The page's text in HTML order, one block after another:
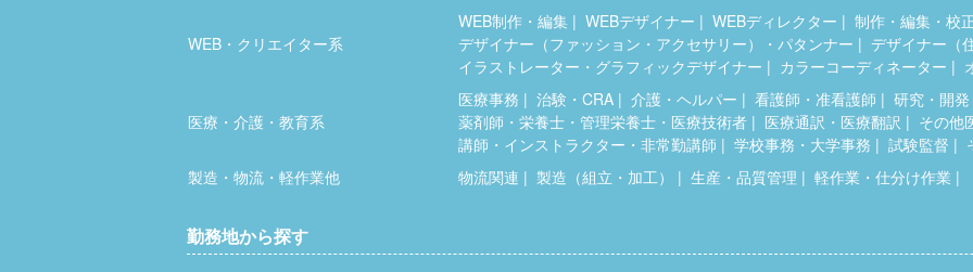
WEB・クリエイター系
WEB制作・編集 WEBデザイナー WEBディレクター
制作・編集・校
デザイナー（ファッション・アクセサリー）・パタンナー
デザイナー（
イラストレーター・グラフィックデザイナー
カラーコーディネーター
医療・介護・教育系
医療事務 治験・CRA 介護・ヘルパー 看護師・准看護師
研究・開
薬剤師・栄養士・管理栄養士・医療技術者
医療通訳・医療翻訳
その他
講師・インストラクター・非常勤講師
学校事務・大学事務 試験監督
製造・物流・軽作業他
物流関連 製造（組立・加工） 生産・品質管理 軽作業・仕分け作業
勤務地から探す